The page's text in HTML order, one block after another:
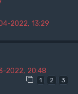
2022, 13:29
2022, 20:48
1 2 3